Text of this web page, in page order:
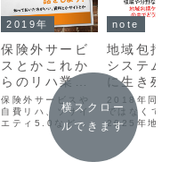
2019年
保険外サービ
スとかこれか
らのリハ業界
のことについ
ての資料やサ
イトの紹介
保険外サービスや
自費リハ、ソサイ
エティ5.0などこ
れからの医療業界
や介護業界のこと
を考えていくうえ
note
地域包括
システム
に生き残
とのでき
ハビリテ
ョンを目
2018年同
ではなくて
2025年地
ケアシステ
に向けてリ
テーション
横スクロー
ルできます